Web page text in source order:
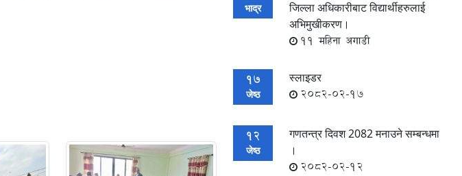
भाद्र
जिल्ला अधिकारीबाट विद्यार्थीहरुलाई
अभिमुखीकरण।
11 महिना अगाडी
17
जेष्ठ
स्लाइडर
2082-02-17
12
जेष्ठ
गणतन्त्र दिवश 2082 मनाउने सम्बन्धमा
।
2082-02-12